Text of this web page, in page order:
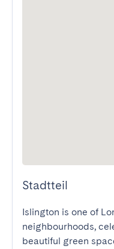
Stadtteil
Islington is one of
neighbourhoods,
beautiful green